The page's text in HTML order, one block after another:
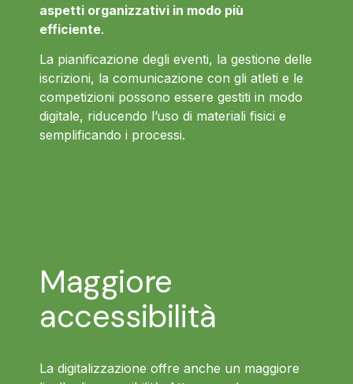
aspetti organizzativi in modo più
efficiente.
La pianificazione degli eventi, la gestione delle
iscrizioni, la comunicazione con gli atleti e le
competizioni possono essere gestiti in modo
digitale, riducendo l’uso di materiali fisici e
semplificando i processi.
Maggiore
accessibilità
La digitalizzazione offre anche un maggiore